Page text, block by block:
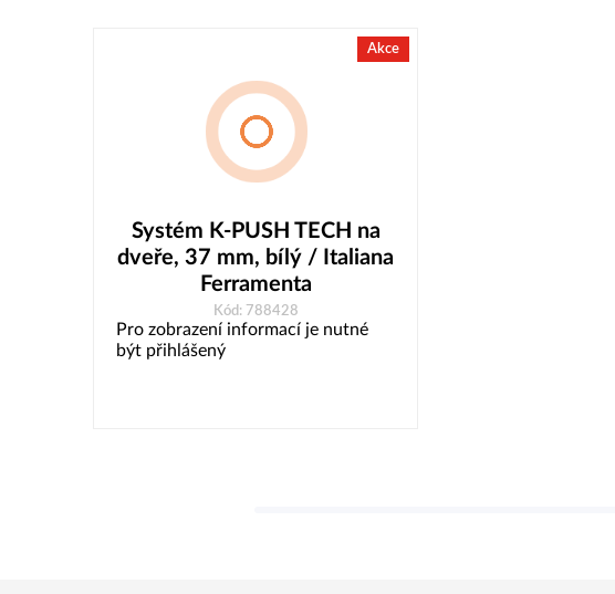
Akce
Systém K-PUSH TECH na
dveře, 37 mm, bílý / Italiana
Ferramenta
Kód: 788428
Pro zobrazení informací je nutné
být přihlášený